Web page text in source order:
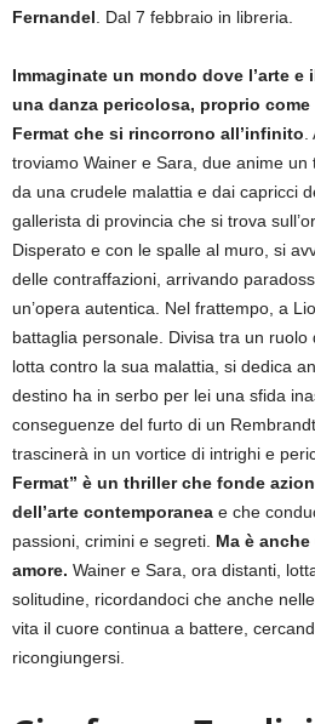
Fernandel . Dal 7 febbraio in libreria.
Immaginate un mondo dove l’arte
una danza pericolosa, proprio
Fermat che si rincorrono all’infinito
troviamo Wainer e Sara, due anime
da una crudele malattia e dai capricci
gallerista di provincia che si trova
Disperato e con le spalle al muro, si
delle contraffazioni, arrivando
un’opera autentica. Nel frattempo, a
battaglia personale. Divisa tra un ruolo
lotta contro la sua malattia, si dedica
destino ha in serbo per lei una sfida
conseguenze del furto di un
trascinerà in un vortice di intrighi e
Fermat” è un thriller che fonde
dell’arte contemporanea e che
passioni, crimini e segreti. Ma è
amore. Wainer e Sara, ora distanti,
solitudine, ricordandoci che anche
vita il cuore continua a battere,
ricongiungersi.